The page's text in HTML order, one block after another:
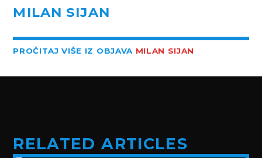
MILAN SIJAN
PROČITAJ VIŠE IZ OBJAVA MILAN SIJAN
RELATED ARTICLES